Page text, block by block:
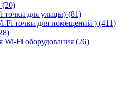
(20)
для улицы) (81)
Fi точки для помещений ) (411)
Wi-Fi оборудования (26)